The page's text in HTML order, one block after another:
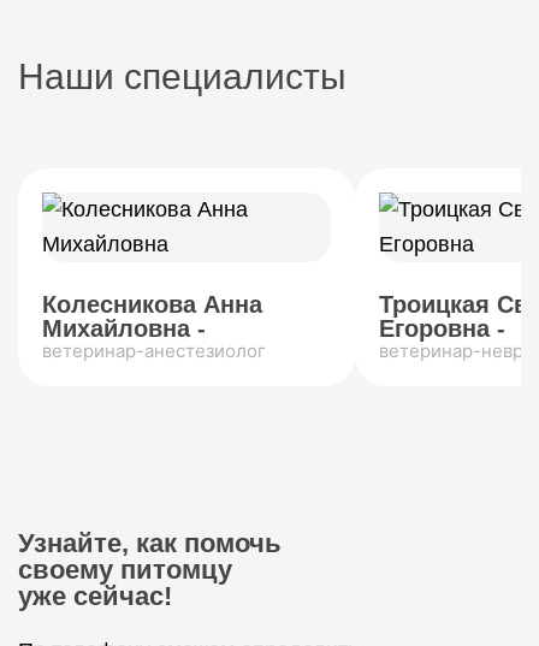
Наши специалисты
Колесникова Анна
Михайловна -
ветеринар-анестезиолог
Троицкая
Егоровна -
ветеринар-
Узнайте, как помочь
своему питомцу
уже сейчас!